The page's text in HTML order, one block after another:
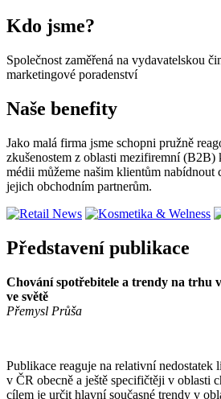
Kdo jsme?
Společnost zaměřená na vydavatelskou
marketingové poradenství
Naše benefity
Jako malá firma jsme schopni pružně
zkušenostem z oblasti mezifiremní (B2B)
médii můžeme našim klientům
jejich obchodním partnerům.
Představení publikace
Chování spotřebitele a trendy na trhu
ve světě
Přemysl Průša
Publikace reaguje na relativní nedostatek
v ČR obecně a ještě specifičtěji v oblasti
cílem je určit hlavní současné trendy v